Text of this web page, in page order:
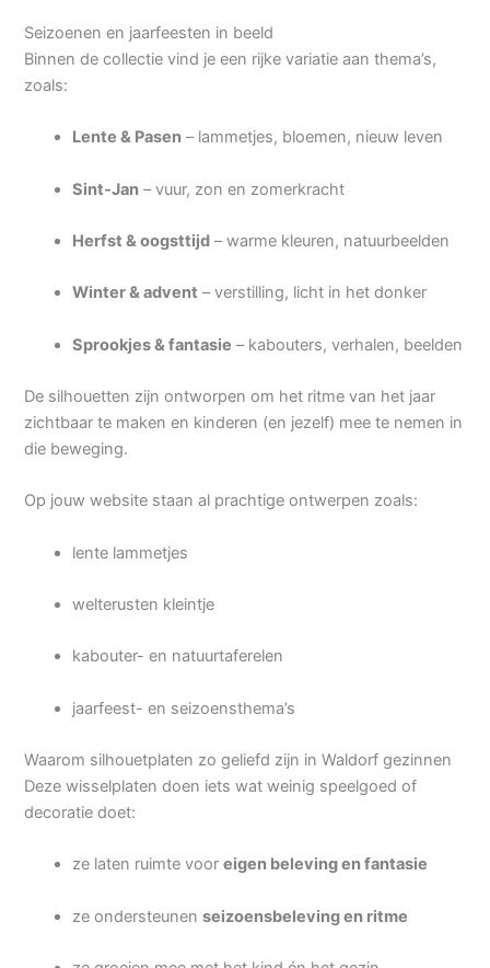
Seizoenen en jaarfeesten in beeld
Binnen de collectie vind je een rijke variatie aan thema’s,
zoals:
Lente & Pasen – lammetjes, bloemen, nieuw leven
Sint-Jan – vuur, zon en zomerkracht
Herfst & oogsttijd – warme kleuren, natuurbeelden
Winter & advent – verstilling, licht in het donker
Sprookjes & fantasie – kabouters, verhalen, beelden
De silhouetten zijn ontworpen om het ritme van het jaar
zichtbaar te maken en kinderen (en jezelf) mee te nemen in
die beweging.
Op jouw website staan al prachtige ontwerpen zoals:
lente lammetjes
welterusten kleintje
kabouter- en natuurtaferelen
jaarfeest- en seizoensthema’s
Waarom silhouetplaten zo geliefd zijn in Waldorf gezinnen
Deze wisselplaten doen iets wat weinig speelgoed of
decoratie doet:
ze laten ruimte vooreigen beleving en fantasie
ze ondersteunenseizoensbeleving en ritme